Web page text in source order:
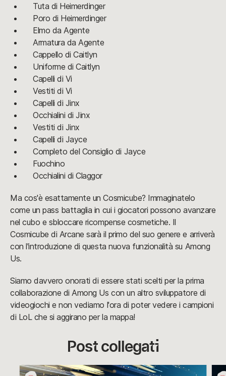
Tuta di Heimerdinger
Poro di Heimerdinger
Elmo da Agente
Armatura da Agente
Cappello di Caitlyn
Uniforme di Caitlyn
Capelli di Vi
Vestiti di Vi
Capelli di Jinx
Occhialini di Jinx
Vestiti di Jinx
Capelli di Jayce
Completo del Consiglio di Jayce
Fuochino
Occhialini di Claggor
Ma cos'è esattamente un Cosmicube? Immaginatelo
come un pass battaglia in cui i giocatori possono avanzare
nel cubo e sbloccare ricompense cosmetiche. Il
Cosmicube di Arcane sarà il primo del suo genere e arriverà
con l'introduzione di questa nuova funzionalità su Among
Us.
Siamo davvero onorati di essere stati scelti per la prima
collaborazione di Among Us con un altro sviluppatore di
videogiochi e non vediamo l'ora di poter vedere i campioni
di LoL che si aggirano per la mappa!
Post collegati
Giorni